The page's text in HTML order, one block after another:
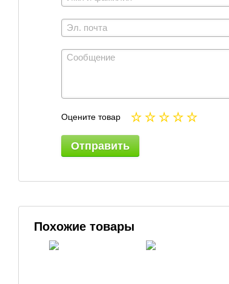
Оцените товар
Отправить
Похожие товары